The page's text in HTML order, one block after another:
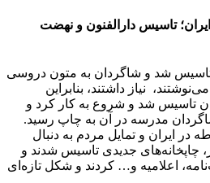
تاسیس دارالفنون و نهضت
تاسیس شد و شاگردان به متون دروسی
نیاز داشتند، بنابراین
تاسیس شد و شروع به کار کرد و
مدرسه در آن به چاپ رسید.
ایران و تمایل مردم به دنبال
چاپخانه‌های جدیدی تاسیس شدند و
اعلامیه و… کردند و شکل تازه‌ای